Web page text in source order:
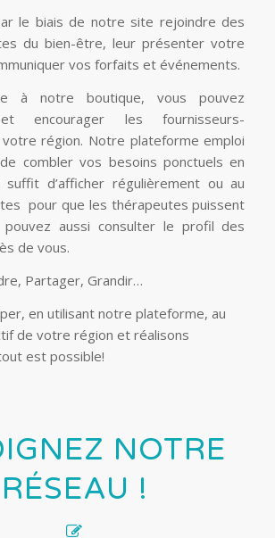
le biais de notre site rejoindre des
du bien-être, leur présenter votre
vos forfaits et événements.
à notre boutique, vous pouvez
encourager les fournisseurs-
région. Notre plateforme emploi
combler vos besoins ponctuels en
d’afficher régulièrement ou au
pour que les thérapeutes puissent
pouvez aussi consulter le profil des
de vous.
Partager, Grandir…
en utilisant notre plateforme, au
de votre région et réalisons
est possible!
NOTRE
RÉSEAU !